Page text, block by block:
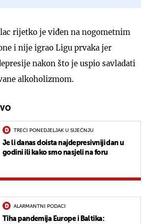
rijetko je viđen na nogometnim
i nije igrao Ligu prvaka jer
nakon što je uspio savladati
alkoholizmom.
TREĆI PONEDJELJAK U SIJEČNJU
Je li danas doista najdepresivniji dan u
godini ili kako smo nasjeli na foru
ALARMANTNI PODACI
Tiha pandemija Europe i Baltika: